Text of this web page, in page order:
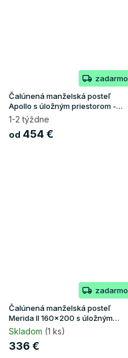
zadarmo
Čalúnená manželská posteľ
Apollo s úložným priestorom -
sivá
1-2 týždne
od 454 €
zadarmo
Čalúnená manželská posteľ
Merida II 160x200 s úložným
priestorom - béžová
Skladom (1 ks)
336 €